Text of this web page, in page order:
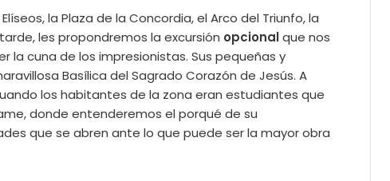
la Plaza de la Concordia, el Arco del Triunfo, la
les propondremos la excursión opcionalque nos
la cuna de los impresionistas. Sus pequeñas y
Basílica del Sagrado Corazón de Jesús. A
los habitantes de la zona eran estudiantes que
donde entenderemos el porqué de su
que se abren ante lo que puede ser la mayor obra